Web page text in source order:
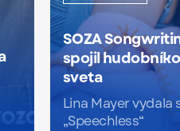
SOZA
spojil
sveta
Lina Mayer vydala
„Speechless“